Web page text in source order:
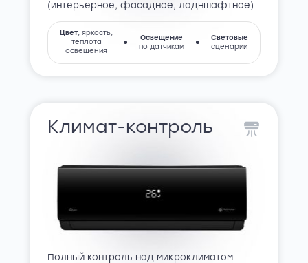
(интерьерное, фасадное, ладншафтное)
Цвет, яркость,
теплота
освещения
Освещение
по датчикам
Световые
сценарии
Климат-контроль
Полный контроль над микроклиматом